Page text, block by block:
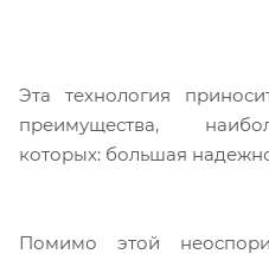
Эта технология
преимущества,
которых: большая
Помимо этой